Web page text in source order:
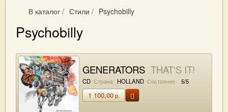
В каталог / Стили / Psychobilly
Psychobilly
GENERATORS THAT'S IT!
CD Страна: HOLLAND Состояние : 5/5
1 100,00р.